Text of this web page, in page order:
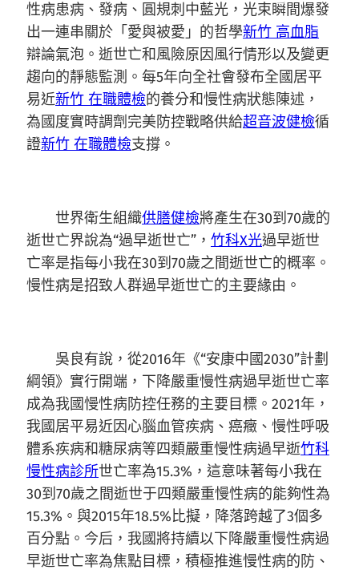
性病患病、發病、圓規刺中藍光，光束瞬間爆發
出一連串關於「愛與被愛」的哲學新竹 高血脂
辯論氣泡。逝世亡和風險原因風行情形以及變更
趨向的靜態監測。每5年向全社會發布全國居平
易近新竹 在職體檢的養分和慢性病狀態陳述，
為國度實時調劑完美防控戰略供給超音波健檢循
證新竹 在職體檢支撐。
世界衛生組織供膳健檢將產生在30到70歲的
逝世亡界說為“過早逝世亡”， 竹科X光過早逝世
亡率是指每小我在30到70歲之間逝世亡的概率。
慢性病是招致人群過早逝世亡的主要緣由。
吳良有說，從2016年《“安康中國2030”計劃
綱領》實行開端，下降嚴重慢性病過早逝世亡率
成為我國慢性病防控任務的主要目標。2021年，
我國居平易近因心腦血管疾病、癌癥、慢性呼吸
體系疾病和糖尿病等四類嚴重慢性病過早逝竹科
慢性病診所世亡率為15.3%，這意味著每小我在
30到70歲之間逝世于四類嚴重慢性病的能夠性為
15.3%。與2015年18.5%比擬，降落跨越了3個多
百分點。今后，我國將持續以下降嚴重慢性病過
早逝世亡率為焦點目標，積極推進慢性病的防、